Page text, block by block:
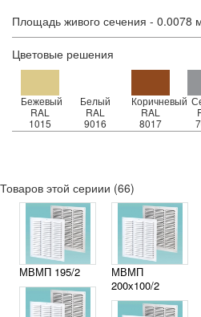
Площадь живого сечения - 0.0078
Цветовые решения
Бежевый
RAL
1015
Белый
RAL
9016
Коричневый
RAL
8017
Товаров этой сериии (66)
МВМП 195/2
МВМП
200х100/2